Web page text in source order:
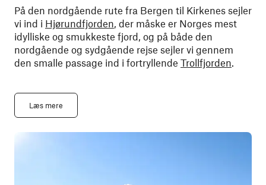
På den nordgående rute fra Bergen til Kirkenes sejler
vi ind i Hjørundfjorden, der måske er Norges mest
idylliske og smukkeste fjord, og på både den
nordgående og sydgående rejse sejler vi gennem
den smalle passage ind i fortryllende Trollfjorden.
Læs mere